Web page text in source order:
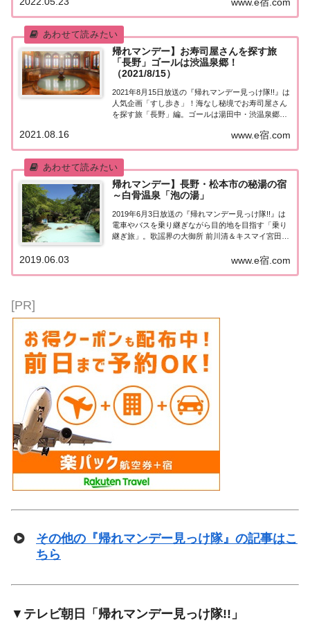
呂」へ！ゲストは五輪メダリスト髙橋大輔・水谷
隼・髙木菜那の最強アスリートチーム！紹介され...
帰れマンデー】お寿司屋さんを探す旅
「長野」ゴールは渋温泉郷！
（2021/8/15）
2021年8月15日放送の『帰れマンデー見っけ隊!!』は
人気企画「すし歩き」！海なし秘境でお寿司屋さん
を探す旅「長野」編。ゴールは湯田中・渋温泉郷！
れた情報をまとめました。海なし秘境でお寿司屋さ
んを探す旅「長野」今日の旅の舞台は暑い夏...
www.e宿.com
2021.08.16
帰れマンデー】長野・松本市の秘湯の宿
～白骨温泉「泡の湯」
2019年6月3日放送の『帰れマンデー見っけ隊!!』は
電車やバスを乗り継ぎながら目的地を目指す「乗り
継ぎ旅」。歌謡界の大御所 前川清＆キスマイ宮田が
野県松本市の秘湯の宿、白骨温泉「泡の湯」につい
www.e宿.com
2019.06.03
[PR]
その他の『帰れマンデー見っけ隊』の記事はこ
ちら
▼ テレビ朝日「帰れマンデー見っけ隊!!」